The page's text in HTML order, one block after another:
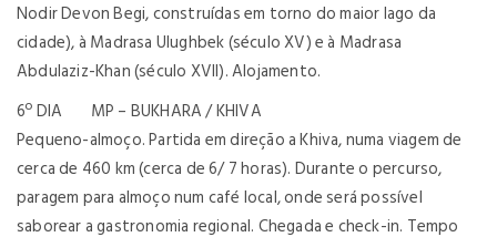
Nodir Devon Begi, construídas em torno do maior lago da
cidade), à Madrasa Ulughbek (século XV) e à Madrasa
Abdulaziz-Khan (século XVII). Alojamento.
6º DIA MP – BUKHARA / KHIVA
Pequeno-almoço. Partida em direção a Khiva, numa viagem de
cerca de 460 km (cerca de 6/ 7 horas). Durante o percurso,
paragem para almoço num café local, onde será possível
saborear a gastronomia regional. Chegada e check-in. Tempo